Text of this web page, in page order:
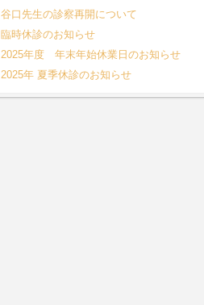
谷口先生の診察再開について
臨時休診のお知らせ
2025年度 年末年始休業日のお知らせ
2025年 夏季休診のお知らせ